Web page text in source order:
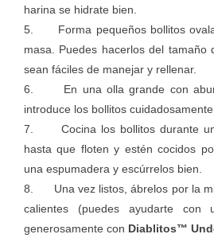
harina se hidrate bien.
5. Forma pequeños bollitos
masa. Puedes hacerlos del tamaño
sean fáciles de manejar y rellenar.
6. En una olla grande con
introduce los bollitos
7. Cocina los bollitos durante
hasta que floten y estén cocidos
una espumadera y escúrrelos bien.
8. Una vez listos, ábrelos por la
calientes (puedes ayudarte con
generosamente con Diablitos™